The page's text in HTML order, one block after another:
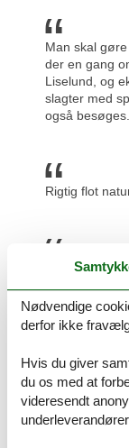
Man skal
der en gang
Liselund, og
slagter med
også besøges.
Rigtig flot
Stranden
Prisgaranti og
Alle sommerhuse
ikke er én eneste
sommerhus ved
Hvis der en sjælden
godtgør vi dig hele
Nødvendige
derfor ikke
Hvis du giver
du os med at
videresendt